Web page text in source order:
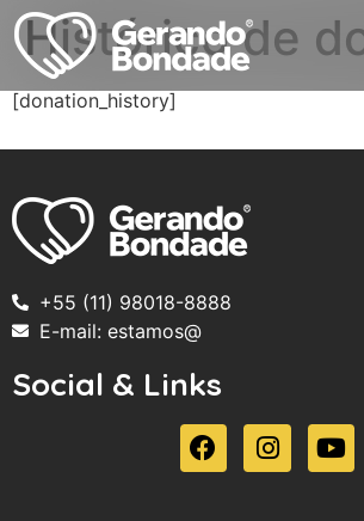
Histórico de
[donation_history]
+55 (11) 98018-8888
E-mail: estamos@
Social & Links